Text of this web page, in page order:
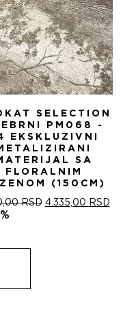
SELECTION
PM068 -
EKSKLUZIVNI
SA
FLORALNIM
(150CM)
RSD ОРИГИНАЛНА
4.335,00 RSD